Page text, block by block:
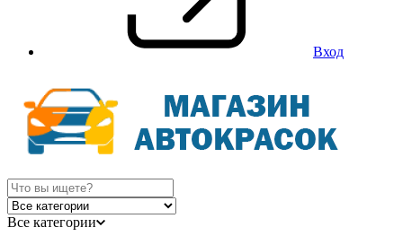
Вход
Все категории